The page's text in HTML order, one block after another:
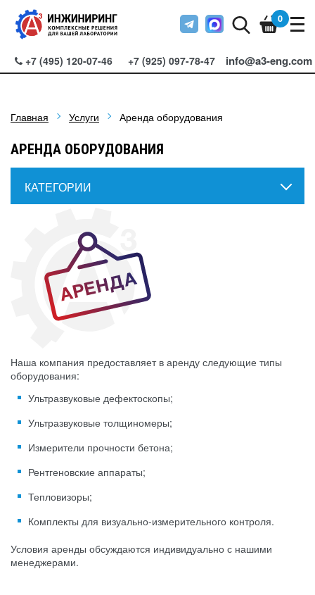
+7 (495) 120-07-46 +7 (925) 097-78-47 info@a3-eng.com
0
Главная Услуги Аренда оборудования
АРЕНДА ОБОРУДОВАНИЯ
КАТЕГОРИИ
Наша компания предоставляет в аренду следующие типы
оборудования:
Ультразвуковые дефектоскопы;
Ультразвуковые толщиномеры;
Измерители прочности бетона;
Рентгеновские аппараты;
Тепловизоры;
Комплекты для визуально-измерительного контроля.
Условия аренды обсуждаются индивидуально с нашими
менеджерами.